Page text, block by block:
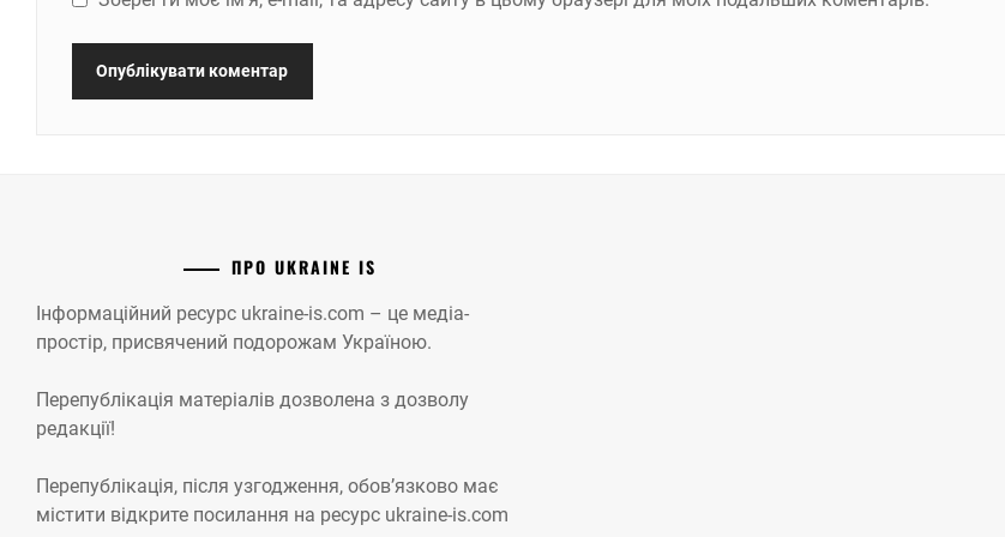
ПРО UKRAINE IS
Інформаційний ресурс ukraine-is.com – це медіа-
простір, присвячений подорожам Україною.
Перепублікація матеріалів дозволена з дозволу
редакції!
Перепублікація, після узгодження, обов’язково має
містити відкрите посилання на ресурс ukraine-is.com